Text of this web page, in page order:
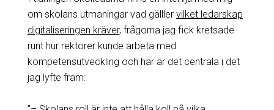
om skolans utmaningar vad gälller vilket ledarskap
digitaliseringen kräver, frågorna jag fick kretsade
runt hur rektorer kunde arbeta med
kompetensutveckling och här är det centrala i det
jag lyfte fram: